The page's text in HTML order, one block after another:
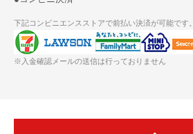
下記コンビニエンスストアで前払い決済が可能です。
※入金確認メールの送信は行っておりません